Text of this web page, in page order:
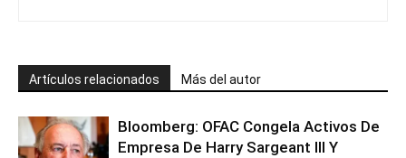
Artículos relacionados Más del autor
Bloomberg: OFAC Congela Activos De
Empresa De Harry Sargeant III Y